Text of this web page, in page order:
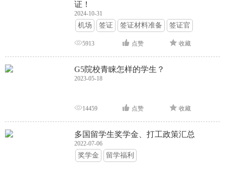
证！
2024-10-31
机场 签证 签证材料准备 签证官
签证面试 签证申请攻略
5913 点赞 收藏
G5院校青睐怎样的学生？
2023-05-18
14459 点赞 收藏
多国留学生奖学金、打工政策汇总
2022-07-06
奖学金 留学福利